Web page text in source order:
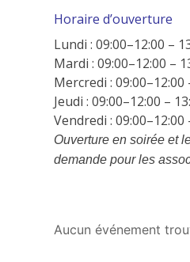
Horaire d’ouverture
Lundi : 09:00–12:00 –
Mardi : 09:00–12:00 –
Mercredi : 09:00–12:00
Jeudi : 09:00–12:00 –
Vendredi : 09:00–12:00
Ouverture en soirée et
demande pour les
Aucun événement